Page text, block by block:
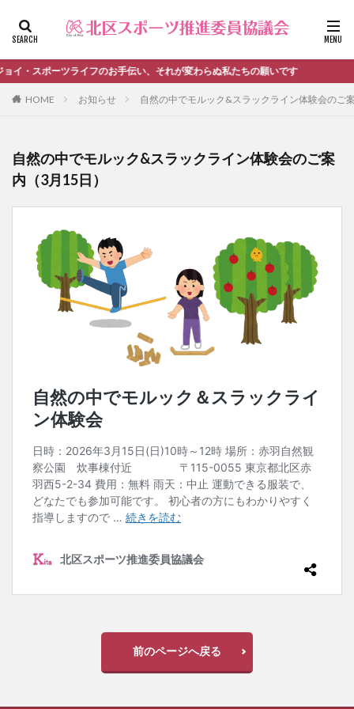
イ・スポーツライフのお手伝い、それが変わらぬ私たちの願いです
HOME お知らせ 自然の中でモルック&スラックライン体験会のご
自然の中でモルック&スラックライン体験会のご案
内（3月15日）
前のページへ戻る
ファッション デザイン 流行
カテゴリー
＃活動報告 kitacup past
schedule
おしらせ
メンバー募集中のチーム
ワークショップ
健康ハイキング委員会からのお知らせ
健康ハイキング委員会からのご案内
北区スポーツ推進委員
北区のスポーツチーム
活動報告
生涯スポーツ
田端文士ウォーク
講習会のご報告